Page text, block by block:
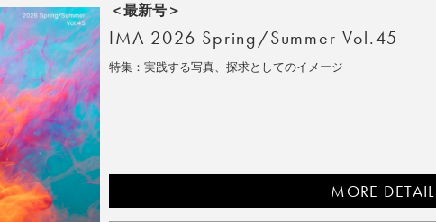
＜最新号＞
IMA 2026 Spring/Summer Vol.45
特集：実践する写真、探求としてのイメージ
MORE DETAIL